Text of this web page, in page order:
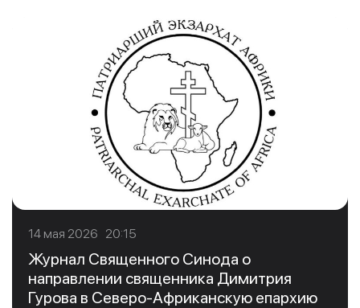
14 мая 2026 20:15
Журнал Священного Синода о
направлении священника Димитрия
Гурова в Северо-Африканскую епархию